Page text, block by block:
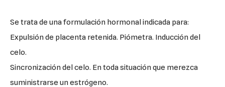
Se trata de una formulación hormonal indicada para:
Expulsión de placenta retenida. Piómetra. Inducción del
celo.
Sincronización del celo. En toda situación que merezca
suministrarse un estrógeno.